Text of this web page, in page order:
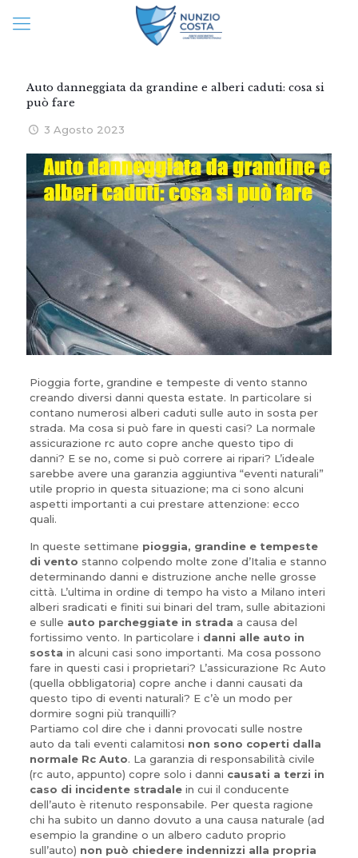
Auto danneggiata da grandine e alberi caduti: cosa si
può fare
3 Agosto 2023
Pioggia forte, grandine e tempeste di vento stanno
creando diversi danni questa estate. In particolare si
contano numerosi alberi caduti sulle auto in sosta per
strada. Ma cosa si può fare in questi casi? La normale
assicurazione rc auto copre anche questo tipo di
danni? E se no, come si può correre ai ripari? L’ideale
sarebbe avere una garanzia aggiuntiva “eventi naturali”
utile proprio in questa situazione; ma ci sono alcuni
aspetti importanti a cui prestare attenzione: ecco
quali.
In queste settimane pioggia, grandine e tempeste
di vento stanno colpendo molte zone d’Italia e stanno
determinando danni e distruzione anche nelle grosse
città. L’ultima in ordine di tempo ha visto a Milano interi
alberi sradicati e finiti sui binari del tram, sulle abitazioni
e sulle auto parcheggiate in strada a causa del
fortissimo vento. In particolare i danni alle auto in
sosta in alcuni casi sono importanti. Ma cosa possono
fare in questi casi i proprietari? L’assicurazione Rc Auto
(quella obbligatoria) copre anche i danni causati da
questo tipo di eventi naturali? E c’è un modo per
dormire sogni più tranquilli?
Partiamo col dire che i danni provocati sulle nostre
auto da tali eventi calamitosi non sono coperti dalla
normale Rc Auto. La garanzia di responsabilità civile
(rc auto, appunto) copre solo i danni causati a terzi in
caso di incidente stradalein cui il conducente
dell’auto è ritenuto responsabile. Per questa ragione
chi ha subito un danno dovuto a una causa naturale (ad
esempio la grandine o un albero caduto proprio
sull’auto) non può chiedere indennizzi alla propria